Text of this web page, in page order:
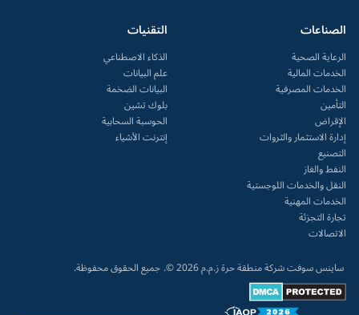
الصناعات
الرعاية الصحية
الخدمات المالية
الخدمات المصرفية
التأمين
الإقراض
إدارة الاستثمار والثروات
التصنيع
النفط والغاز
النقل والخدمات اللوجستية
الخدمات المهنية
تجارة التجزئة
الاتصالات
التقنيات
الذكاء الاصطناعي
علم البيانات
البيانات الضخمة
بلوك تشين
الحوسبة السحابية
إنترنت الأشياء
ساينس سوفت شركة منطقة حرة ز.م.م 2026 ©. جميع الحقوق محفوظة.